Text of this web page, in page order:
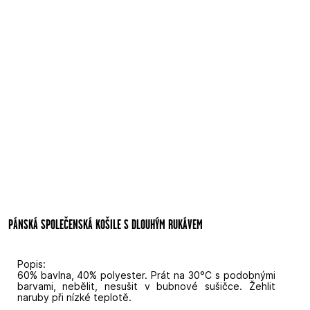
PÁNSKÁ SPOLEČENSKÁ KOŠILE S DLOUHÝM RUKÁVEM
Popis:
60% bavlna, 40% polyester. Prát na 30°C s podobnými
barvami, nebělit, nesušit v bubnové sušičce. Žehlit
naruby při nízké teplotě.